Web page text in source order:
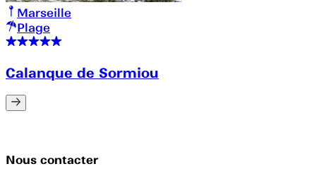
Marseille
Plage
Calanque de Sormiou
Nous contacter